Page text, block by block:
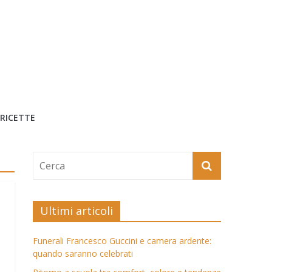
RICETTE
Ultimi articoli
Funerali Francesco Guccini e camera ardente:
quando saranno celebrati